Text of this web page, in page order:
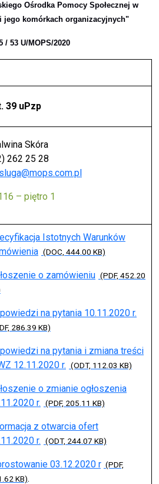
Ośrodka Pomocy Społecznej w
jego komórkach organizacyjnych"
/ 53 U/MOPS/2020
39 uPzp
Skóra
262 25 28
– piętro 1
Istotnych Warunków
(DOC, 444.00 KB)
o zamówieniu (PDF, 452.20
na pytania 10.11.2020 r.
286.39 KB)
na pytania i zmiana treści
12.11.2020 r. (ODT, 112.03 KB)
o zmianie ogłoszenia
r. (PDF, 205.11 KB)
z otwarcia ofert
r. (ODT, 244.07 KB)
03.12.2020 r (PDF,
KB).